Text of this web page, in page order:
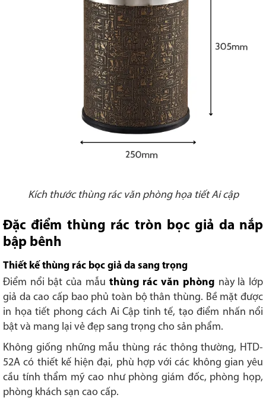
Kích thước thùng rác văn phòng họa tiết Ai cập
Đặc điểm thùng rác tròn bọc giả da nắp
bập bênh
Thiết kế thùng rác bọc giả da sang trọng
Điểm nổi bật của mẫu thùng rác văn phòng này là lớp
giả da cao cấp bao phủ toàn bộ thân thùng. Bề mặt được
in họa tiết phong cách Ai Cập tinh tế, tạo điểm nhấn nổi
bật và mang lại vẻ đẹp sang trọng cho sản phẩm.
Không giống những mẫu thùng rác thông thường, HTD-
52A có thiết kế hiện đại, phù hợp với các không gian yêu
cầu tính thẩm mỹ cao như phòng giám đốc, phòng họp,
phòng khách sạn cao cấp.